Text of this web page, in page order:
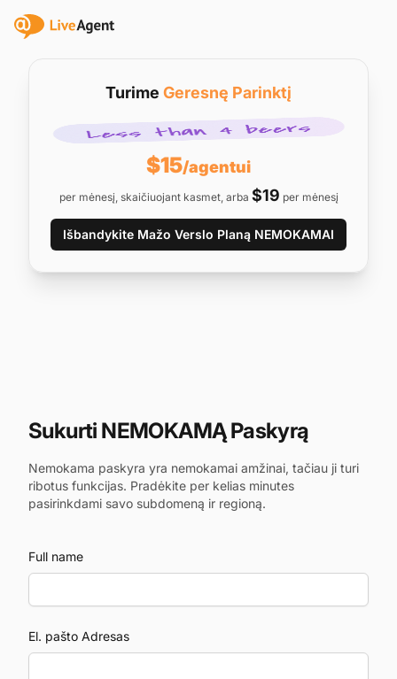
Turime Geresnę Parinktį
$15/agentui
per mėnesį, skaičiuojant kasmet, arba $19 per mėnesį
Išbandykite Mažo Verslo Planą NEMOKAMAI
Sukurti NEMOKAMĄ Paskyrą
Nemokama paskyra yra nemokamai amžinai, tačiau ji turi
ribotus funkcijas. Pradėkite per kelias minutes
pasirinkdami savo subdomeną ir regioną.
Full name
El. pašto Adresas